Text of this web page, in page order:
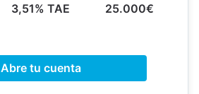
3,51% TAE 25.000€
Abre tu cuenta